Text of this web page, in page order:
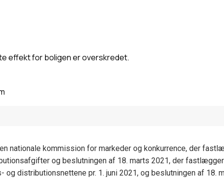
effekt for boligen er overskredet.
nationale kommission for markeder og konkurrence, der
og beslutningen af 18. marts 2021, der fastlægger
distributionsnettene pr. 1. juni 2021, og beslutningen af 18.